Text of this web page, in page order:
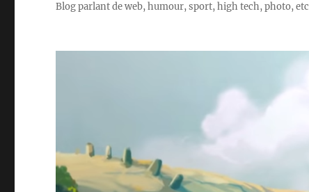
Blog parlant de web, humour, sport, high tech, photo, etc